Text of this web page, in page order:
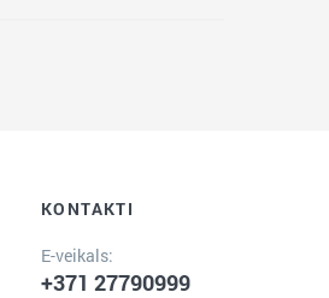
KONTAKTI
E-veikals:
+371 27790999